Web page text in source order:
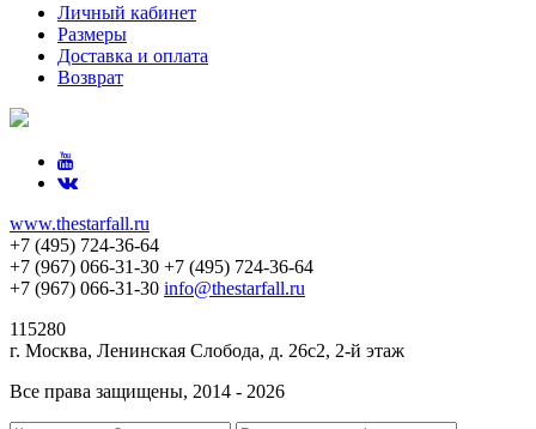
Личный кабинет
Размеры
Доставка и оплата
Возврат
www.thestarfall.ru
+7 (495) 724-36-64
+7 (967) 066-31-30 +7 (495) 724-36-64
+7 (967) 066-31-30 info@thestarfall.ru
115280
г. Москва, Ленинская Слобода, д. 26с2, 2-й этаж
Все права защищены, 2014 - 2026